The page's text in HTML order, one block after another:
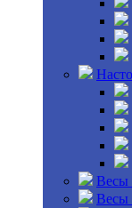
Весы
Весы